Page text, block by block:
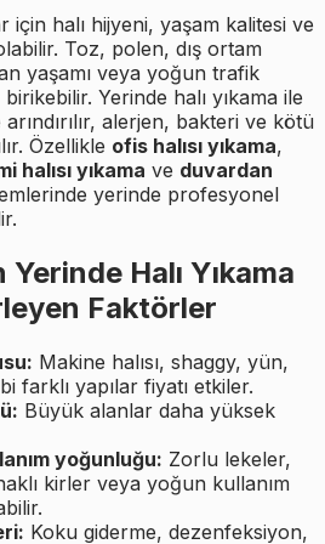
için halı hijyeni, yaşam kalitesi ve
Toz, polen, dış ortam
yaşamı veya yoğun trafik
Yerinde halı yıkama ile
alerjen, bakteri ve kötü
Özellikle ofis halısı yıkama,
halısı yıkama ve duvardan
yerinde profesyonel
Halı Yıkama
Faktörler
Makine halısı, shaggy, yün,
farklı yapılar fiyatı etkiler.
Büyük alanlar daha yüksek
yoğunluğu: Zorlu lekeler,
kirler veya yoğun kullanım
Koku giderme, dezenfeksiyon,